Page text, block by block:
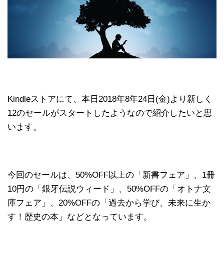
Kindleストアにて、本日2018年8年24日(金)より新しく
12のセールがスタートしたようなので紹介したいと思
います。
今回のセールは、50%OFF以上の「新書フェア」、1冊
10円の「銀牙伝説ウィード」、50%OFFの「オトナ文
庫フェア」、20%OFFの「過去から学び、未来に生か
す！歴史の本」などとなっています。